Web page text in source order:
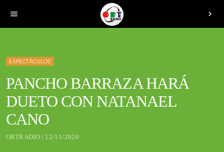
menu chevron_right
ESPECTÁCULOS
PANCHO BARRAZA HARÁ
DUETO CON NATANAEL
CANO
ORTRADIO | 12/11/2020